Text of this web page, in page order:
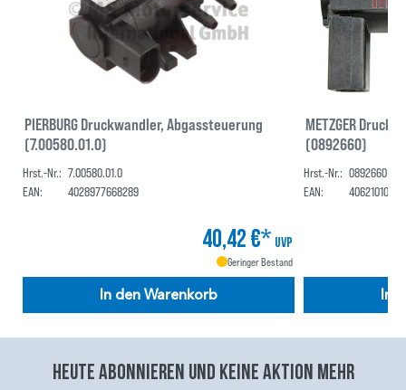
PIERBURG Druckwandler, Abgassteuerung
(7.00580.01.0)
Hrst.-Nr.: 7.00580.01.0
EAN:
4028977668289
40,42 €* UVP
Geringer Bestand
In den Warenkorb
METZGER
(0892660)
Hrst.-Nr.: 0892660
EAN:
In
Heute abonnieren und keine aktion mehr